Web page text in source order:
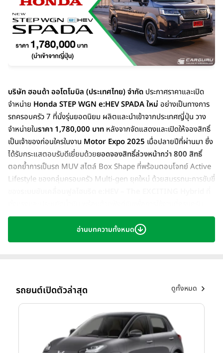
บริษัท ฮอนด้า ออโตโมบิล (ประเทศไทย) จำกัด ประกาศราคาและเปิด
จำหน่าย Honda STEP WGN e:HEV SPADA ใหม่ อย่างเป็นทางการ
รถครอบครัว 7 ที่นั่งรุ่นยอดนิยม ผลิตและนำเข้าจากประเทศญี่ปุ่น วาง
จำหน่ายในราคา 1,780,000 บาท หลังจากจัดแสดงและเปิดให้จองสิทธิ์
เป็นเจ้าของก่อนใครในงาน Motor Expo 2025 เมื่อปลายปีที่ผ่านมา ซึ่ง
ได้รับกระแสตอบรับดีเยี่ยมด้วยยอดจองสิทธิ์ล่วงหน้ากว่า 800 สิทธิ์
ตอกย้ำการเป็นรถ MUV สไตล์ Box Shape ที่พร้อมตอบโจทย์ Active
Lifestyle ของกลุ่มครอบครัว Multi-gen ยุคใหม่ ด้วยสมรรถนะการขับขี่
ทั้งหมดนี้ สะท้อนความมุ่งมั่นในการนำเสนอผลิตภัณฑ์ใหม่ที่เติมเต็มไลน์
อัปรถยนต์ของฮอนด้าให้ครอบคลุมทุกเซกเมนต์
อ่านบทความทั้งหมด
รถยนต์เปิดตัวล่าสุด ดูทั้งหมด